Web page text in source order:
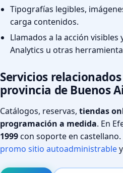
Tipografías legibles,
carga contenidos.
Llamados a la acción
Analytics u otras
Servicios
provincia de Buenos
Catálogos, reservas, tiendas
programación a medida. En
1999con soporte en castellano.
promo sitio autoadministrabley